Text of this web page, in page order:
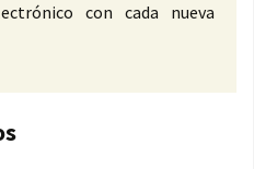
con cada nueva